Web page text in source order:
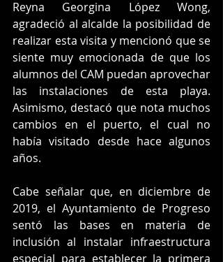
Reyna Georgina López Wong,
agradeció al alcalde la posibilidad de
realizar esta visita y mencionó que se
siente muy emocionada de que los
alumnos del CAM puedan aprovechar
las instalaciones de esta playa.
Asimismo, destacó que nota muchos
cambios en el puerto, el cual no
había visitado desde hace algunos
años.
Cabe señalar que, en diciembre de
2019, el Ayuntamiento de Progreso
sentó las bases en materia de
inclusión al instalar infraestructura
especial para establecer la primera